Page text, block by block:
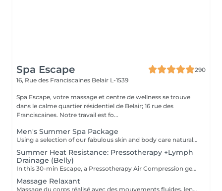
Spa Escape
290
16, Rue des Franciscaines Belair L-1539
Spa Escape, votre massage et centre de wellness se trouve
dans le calme quartier résidentiel de Belair; 16 rue des
Franciscaines. Notre travail est fo...
Men's Summer Spa Package
Using a selection of our fabulous skin and body care natural and organic products, we provide you with a Kanzu foot bath and massage while you sip on a thyme and cucumber Sparkling Water concoction (optional). Then feel the tension and stress melt away from your face, neck, shoulders and scalp as you lay back and experience an upper body massage followed by an intoxicating, hot-towel face treatment ending with a calming hair and scalp massage.
Summer Heat Resistance: Pressotherapy +Lymph
Drainage (Belly)
In this 30-min Escape, a Pressotherapy Air Compression gently tightens & relaxes the legs to boosts lymphatic drainage and reduces water retention. We add a Lymphatic Drainage Belly Massage to soothe tension and/or toxins caught in the tummy area. Your legs, and feet feel lighter, your body feels less bloated. This offer is available on Tuesday to Thursday from 10 to 3pm.
Massage Relaxant
Massage du corps réalisé avec des mouvements fluides, lents et enveloppants qui avec une pression légère, vous offrira une détente profonde du corps et de l'esprit. Ce soin commence par un rafraîchissement stimulant des pieds pour favoriser la circulation sanguine et la relaxation. Pression légère à médium